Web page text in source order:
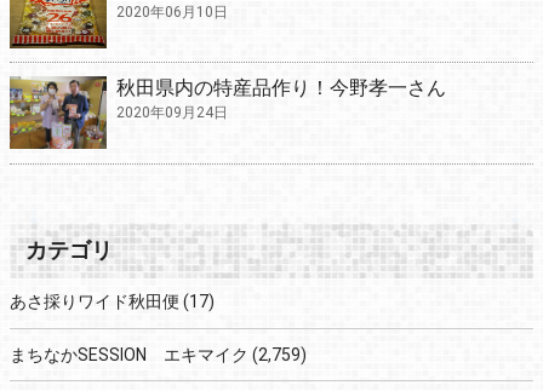
2020年06月10日
秋田県内の特産品作り！今野孝一さん
2020年09月24日
カテゴリ
あさ採りワイド秋田便 (17)
まちなかSESSION エキマイク (2,759)